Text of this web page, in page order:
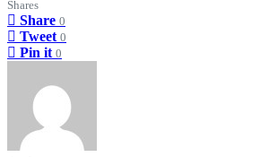
Shares
Share 0
Tweet 0
Pin it 0